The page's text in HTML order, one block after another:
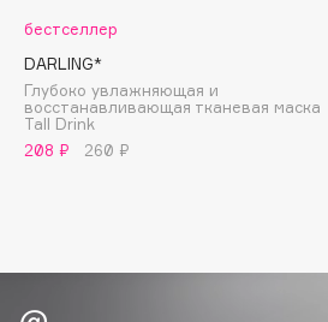
BOOMSHOP
BORK
Brunello Cucinelli
Bvlgari
by TERRY
бестселлер
DARLING*
Глубоко увлажняющая и
восстанавливающая тканевая маска
Tall Drink
208 ₽
260 ₽